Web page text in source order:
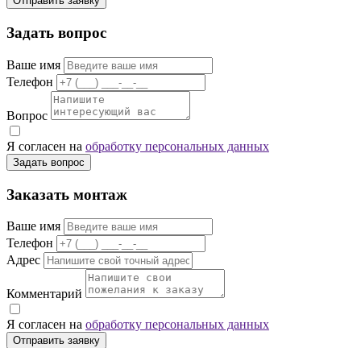
Задать вопрос
Ваше имя
Телефон
Вопрос
Я согласен на обработку персональных данных
Задать вопрос
Заказать монтаж
Ваше имя
Телефон
Адрес
Комментарий
Я согласен на обработку персональных данных
Отправить заявку